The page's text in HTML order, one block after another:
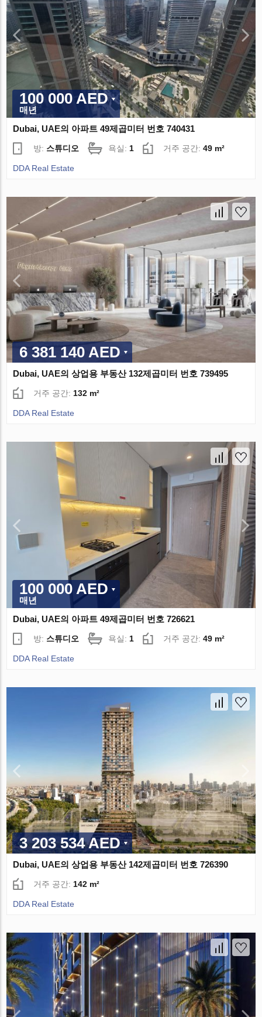
100 000 AED
매년
Dubai, UAE의 아파트 49제곱미터 번호 740431
방: 스튜디오 욕실: 1 거주 공간:49 m²
DDA Real Estate
6 381 140 AED
Dubai, UAE의 상업용 부동산 132제곱미터 번호 739495
거주 공간:132 m²
DDA Real Estate
100 000 AED
매년
Dubai, UAE의 아파트 49제곱미터 번호 726621
방: 스튜디오 욕실: 1 거주 공간:49 m²
DDA Real Estate
3 203 534 AED
Dubai, UAE의 상업용 부동산 142제곱미터 번호 726390
거주 공간: 142 m²
DDA Real Estate